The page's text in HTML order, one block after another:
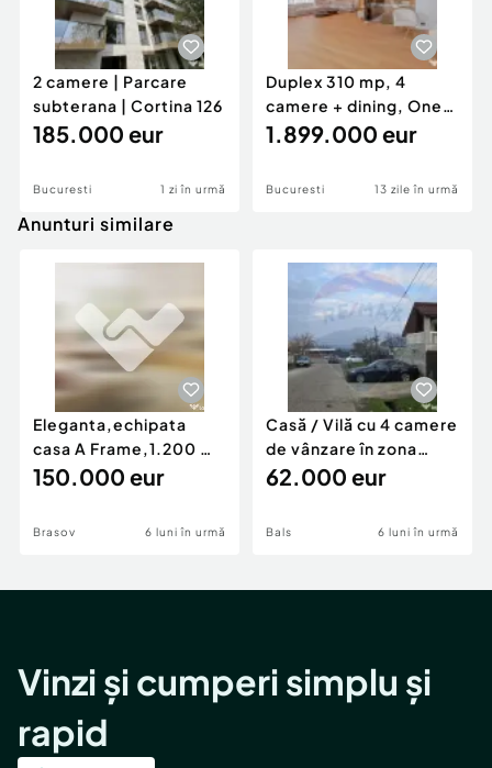
2 camere | Parcare
subterana | Cortina 126
185.000 eur
Bucuresti 1 zi în urmă
Duplex 310 mp, 4
camere + dining, One
Herastrau Towers
1.899.000 eur
Bucuresti 13 zile în urmă
Anunturi similare
Eleganta,echipata
casa A Frame,1.200 mp
teren,deschidere Pia
150.000 eur
Brasov 6 luni în urmă
Casă / Vilă cu 4 camere
de vânzare în zona
Periferie
62.000 eur
Bals 6 luni în urmă
Vinzi și cumperi simplu și
rapid